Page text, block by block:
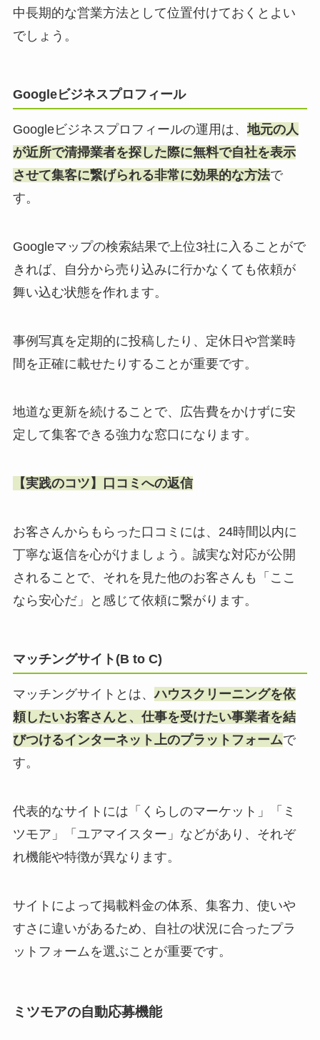
中長期的な営業方法として位置付けておくとよい
でしょう。
Googleビジネスプロフィール
Googleビジネスプロフィールの運用は、地元の人
が近所で清掃業者を探した際に無料で自社を表示
させて集客に繋げられる非常に効果的な方法で
す。
Googleマップの検索結果で上位3社に入ることがで
きれば、自分から売り込みに行かなくても依頼が
舞い込む状態を作れます。
事例写真を定期的に投稿したり、定休日や営業時
間を正確に載せたりすることが重要です。
地道な更新を続けることで、広告費をかけずに安
定して集客できる強力な窓口になります。
【実践のコツ】口コミへの返信
お客さんからもらった口コミには、24時間以内に
丁寧な返信を心がけましょう。誠実な対応が公開
されることで、それを見た他のお客さんも「ここ
なら安心だ」と感じて依頼に繋がります。
マッチングサイト(B to C)
マッチングサイトとは、ハウスクリーニングを依
頼したいお客さんと、仕事を受けたい事業者を結
びつけるインターネット上のプラットフォームで
す。
代表的なサイトには「くらしのマーケット」「ミ
ツモア」「ユアマイスター」などがあり、それぞ
れ機能や特徴が異なります。
サイトによって掲載料金の体系、集客力、使いや
すさに違いがあるため、自社の状況に合ったプラ
ットフォームを選ぶことが重要です。
ミツモアの自動応募機能